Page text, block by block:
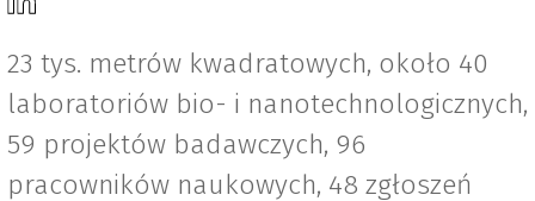
23 tys. metrów kwadratowych, około 40
laboratoriów bio- i nanotechnologicznych,
59 projektów badawczych, 96
pracowników naukowych, 48 zgłoszeń